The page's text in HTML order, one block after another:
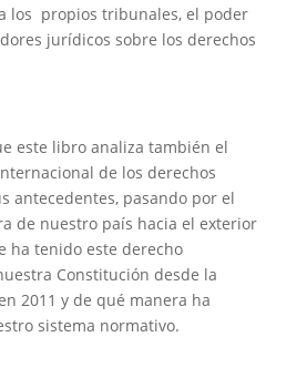
los propios tribunales, el poder
jurídicos sobre los derechos
este libro analiza también el
de los derechos
antecedentes, pasando por el
de nuestro país hacia el exterior
ha tenido este derecho
Constitución desde la
2011 y de qué manera ha
sistema normativo.